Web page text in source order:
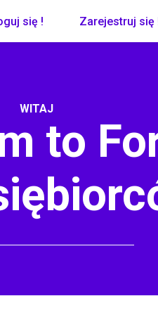
się ! Zarejestruj się
WITAJ
to